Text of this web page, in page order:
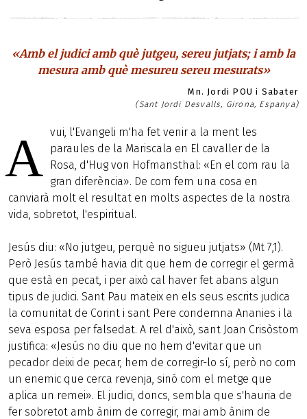
«Amb el judici amb què jutgeu, sereu jutjats; i amb la
mesura amb què mesureu sereu mesurats»
Mn. Jordi POU i Sabater
(Sant Jordi Desvalls, Girona, Espanya)
A vui, l'Evangeli m'ha fet venir a la ment les
paraules de la Mariscala en El cavaller de la
Rosa, d'Hug von Hofmansthal: «En el com rau la
gran diferència». De com fem una cosa en
canviarà molt el resultat en molts aspectes de la nostra
vida, sobretot, l'espiritual.
Jesús diu: «No jutgeu, perquè no sigueu jutjats» (Mt 7,1).
Però Jesús també havia dit que hem de corregir el germà
que està en pecat, i per això cal haver fet abans algun
tipus de judici. Sant Pau mateix en els seus escrits judica
la comunitat de Corint i sant Pere condemna Ananies i la
seva esposa per falsedat. A rel d'això, sant Joan Crisòstom
justifica: «Jesús no diu que no hem d'evitar que un
pecador deixi de pecar, hem de corregir-lo sí, però no com
un enemic que cerca revenja, sinó com el metge que
aplica un remei». El judici, doncs, sembla que s'hauria de
fer sobretot amb ànim de corregir, mai amb ànim de